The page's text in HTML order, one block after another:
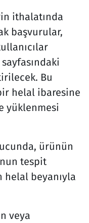
ithalatında
başvurular,
Bu
helal ibaresine
yüklenmesi
ürünün
tespit
beyanıyla
veya